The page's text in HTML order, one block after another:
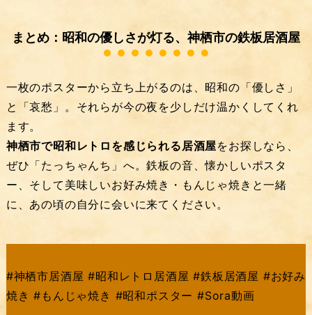
まとめ：昭和の優しさが灯る、神栖市の鉄板居酒屋
一枚のポスターから立ち上がるのは、昭和の「優しさ」
と「哀愁」。それらが今の夜を少しだけ温かくしてくれ
ます。
神栖市で昭和レトロを感じられる居酒屋をお探しなら、
ぜひ「たっちゃんち」へ。鉄板の音、懐かしいポスタ
ー、そして美味しいお好み焼き・もんじゃ焼きと一緒
に、あの頃の自分に会いに来てください。
#神栖市居酒屋 #昭和レトロ居酒屋 #鉄板居酒屋 #お好み
焼き #もんじゃ焼き #昭和ポスター #Sora動画